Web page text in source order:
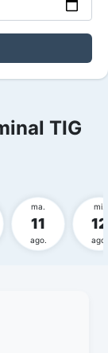
TIG
ma.
11
ago.
mi.
12
ago.